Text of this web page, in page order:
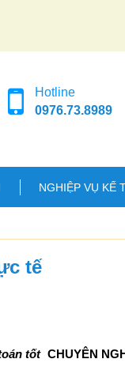
Hotline
0976.73.8989
NGHIỆP VỤ KẾ
tế
tốt CHUYÊN